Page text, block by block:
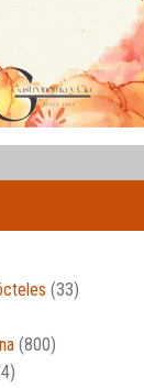
(33)
(800)